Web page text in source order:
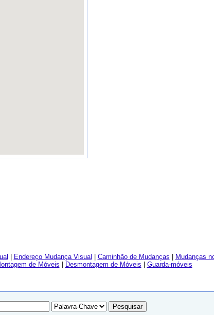
Endereço Mudança Visual Caminhão de Mudanças
Mudanças
de Móveis Desmontagem de Móveis Guarda-móveis